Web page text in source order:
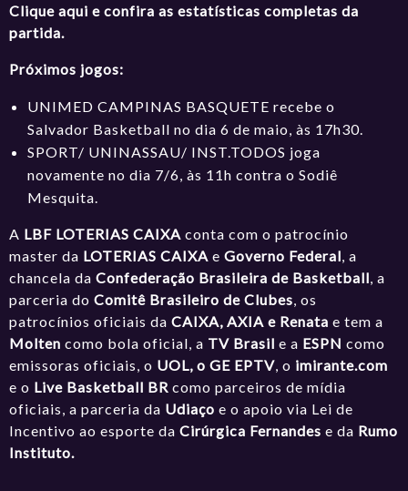
Clique aqui e confira as estatísticas completas da
partida.
Próximos jogos:
UNIMED CAMPINAS BASQUETE recebe o
Salvador Basketball no dia 6 de maio, às 17h30.
SPORT/ UNINASSAU/ INST.TODOS joga
novamente no dia 7/6, às 11h contra o Sodiê
Mesquita.
A LBF LOTERIAS CAIXAconta com o patrocínio
master da LOTERIAS CAIXA eGoverno Federal, a
chancela daConfederação Brasileira de Basketball, a
parceria do Comitê Brasileiro de Clubes, os
patrocínios oficiais daCAIXA, AXIA e Renata e tem a
Molten como bola oficial, a TV Brasil e a ESPNcomo
emissoras oficiais, o UOL, o GE EPTV, o imirante.com
e o Live Basketball BR como parceiros de mídia
oficiais, a parceria da Udiaço e o apoio via Lei de
Incentivo ao esporte daCirúrgica Fernandes e da Rumo
Instituto.